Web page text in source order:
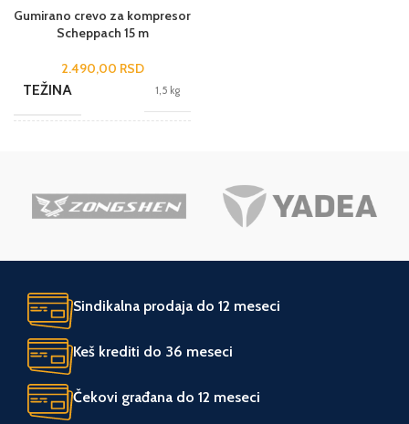
Gumirano crevo za kompresor
Scheppach 15 m
2.490,00 RSD
TEŽINA 1,5 kg
BREND Scheppach
ZEMLJA POREKLA
UVOZNIK Tool Experts
Sindikalna prodaja do 12 meseci
Keš krediti do 36 meseci
Čekovi građana do 12 meseci